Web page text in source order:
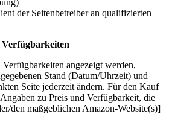
der Seitenbetreiber an qualifizierten
Verfügbarkeiten
angezeigt werden,
Stand (Datum/Uhrzeit) und
Seite jederzeit ändern. Für den Kauf
zu Preis und Verfügbarkeit, die
den maßgeblichen Amazon-Website(s)]